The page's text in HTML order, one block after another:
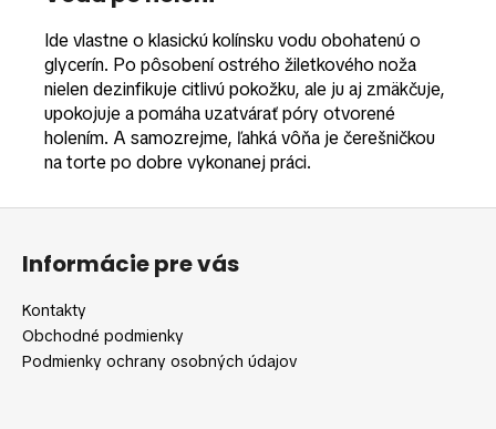
Ide vlastne o klasickú kolínsku vodu obohatenú o
glycerín. Po pôsobení ostrého žiletkového noža
nielen dezinfikuje citlivú pokožku, ale ju aj zmäkčuje,
upokojuje a pomáha uzatvárať póry otvorené
holením. A samozrejme, ľahká vôňa je čerešničkou
na torte po dobre vykonanej práci.
Informácie pre vás
Kontakty
Obchodné podmienky
Podmienky ochrany osobných údajov